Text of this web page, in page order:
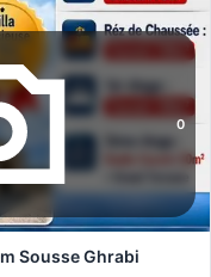
0
Sousse Ghrabi